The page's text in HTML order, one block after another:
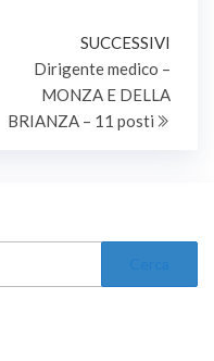
SUCCESSIVI
Dirigente medico –
MONZA E DELLA
BRIANZA – 11 posti